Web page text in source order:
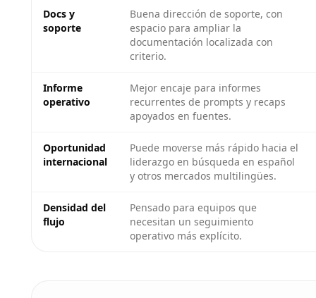
Docs y
soporte
Buena dirección de soporte, con
espacio para ampliar la
documentación localizada con
criterio.
Informe
operativo
Mejor encaje para informes
recurrentes de prompts y recaps
apoyados en fuentes.
Oportunidad
internacional
Puede moverse más rápido hacia el
liderazgo en búsqueda en español
y otros mercados multilingües.
Densidad del
flujo
Pensado para equipos que
necesitan un seguimiento
operativo más explícito.